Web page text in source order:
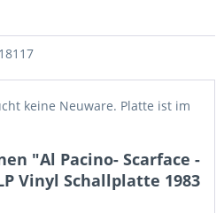
keine Neuware. Platte ist im
"Al Pacino- Scarface -
Vinyl Schallplatte 1983